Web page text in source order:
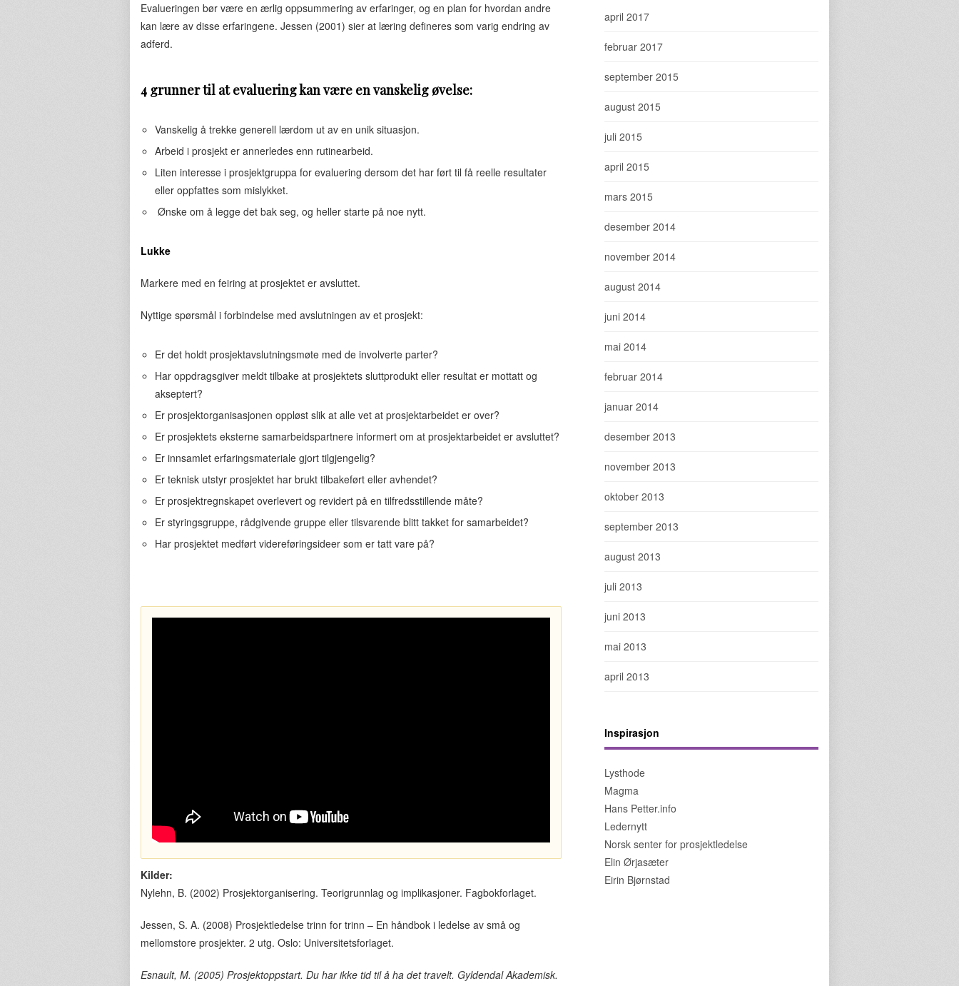
Evalueringen bør være en ærlig oppsummering av erfaringer, og en plan for hvordan andre
kan lære av disse erfaringene. Jessen (2001) sier at læring defineres som varig endring av
adferd.
4 grunner til at evaluering kan være en vanskelig øvelse:
Vanskelig å trekke generell lærdom ut av en unik situasjon.
Arbeid i prosjekt er annerledes enn rutinearbeid.
Liten interesse i prosjektgruppa for evaluering dersom det har ført til få reelle resultater
eller oppfattes som mislykket.
Ønske om å legge det bak seg, og heller starte på noe nytt.
Lukke
Markere med en feiring at prosjektet er avsluttet.
Nyttige spørsmål i forbindelse med avslutningen av et prosjekt:
Er det holdt prosjektavslutningsmøte med de involverte parter?
Har oppdragsgiver meldt tilbake at prosjektets sluttprodukt eller resultat er mottatt og
akseptert?
Er prosjektorganisasjonen oppløst slik at alle vet at prosjektarbeidet er over?
Er prosjektets eksterne samarbeidspartnere informert om at prosjektarbeidet er avsluttet?
Er innsamlet erfaringsmateriale gjort tilgjengelig?
Er teknisk utstyr prosjektet har brukt tilbakeført eller avhendet?
Er prosjektregnskapet overlevert og revidert på en tilfredsstillende måte?
Er styringsgruppe, rådgivende gruppe eller tilsvarende blitt takket for samarbeidet?
Har prosjektet medført videreføringsideer som er tatt vare på?
Kilder:
Nylehn, B. (2002) Prosjektorganisering. Teorigrunnlag og implikasjoner. Fagbokforlaget.
Jessen, S. A. (2008) Prosjektledelse trinn for trinn – En håndbok i ledelse av små og
mellomstore prosjekter. 2 utg. Oslo: Universitetsforlaget.
Esnault, M. (2005) Prosjektoppstart. Du har ikke tid til å ha det travelt. Gyldendal Akademisk.
april 2017
februar 2017
september 2015
august 2015
juli 2015
april 2015
mars 2015
desember 2014
november 2014
august 2014
juni 2014
mai 2014
februar 2014
januar 2014
desember 2013
november 2013
oktober 2013
september 2013
august 2013
juli 2013
juni 2013
mai 2013
april 2013
Inspirasjon
Lysthode
Magma
Hans Petter.info
Ledernytt
Norsk senter for prosjektledelse
Elin Ørjasæter
Eirin Bjørnstad